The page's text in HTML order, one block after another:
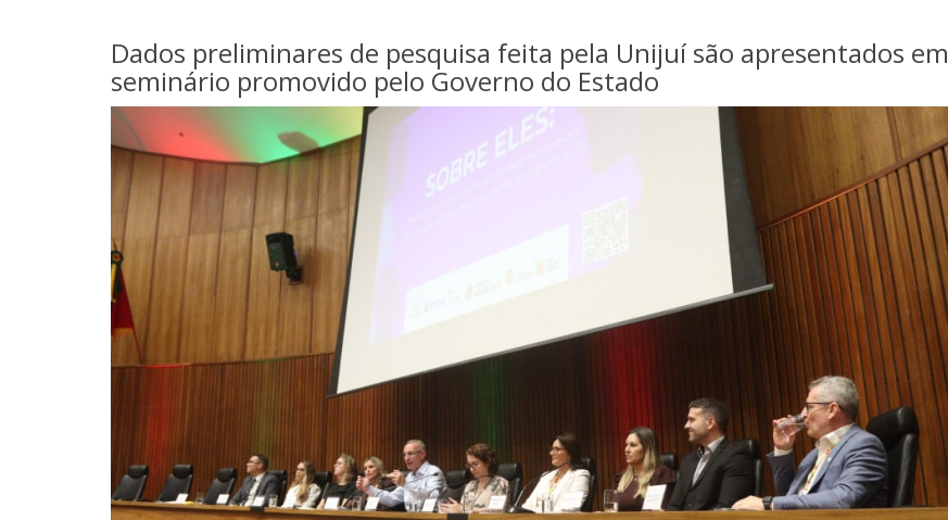
Dados preliminares de pesquisa feita pela Unijuí são apresentados em
seminário promovido pelo Governo do Estado